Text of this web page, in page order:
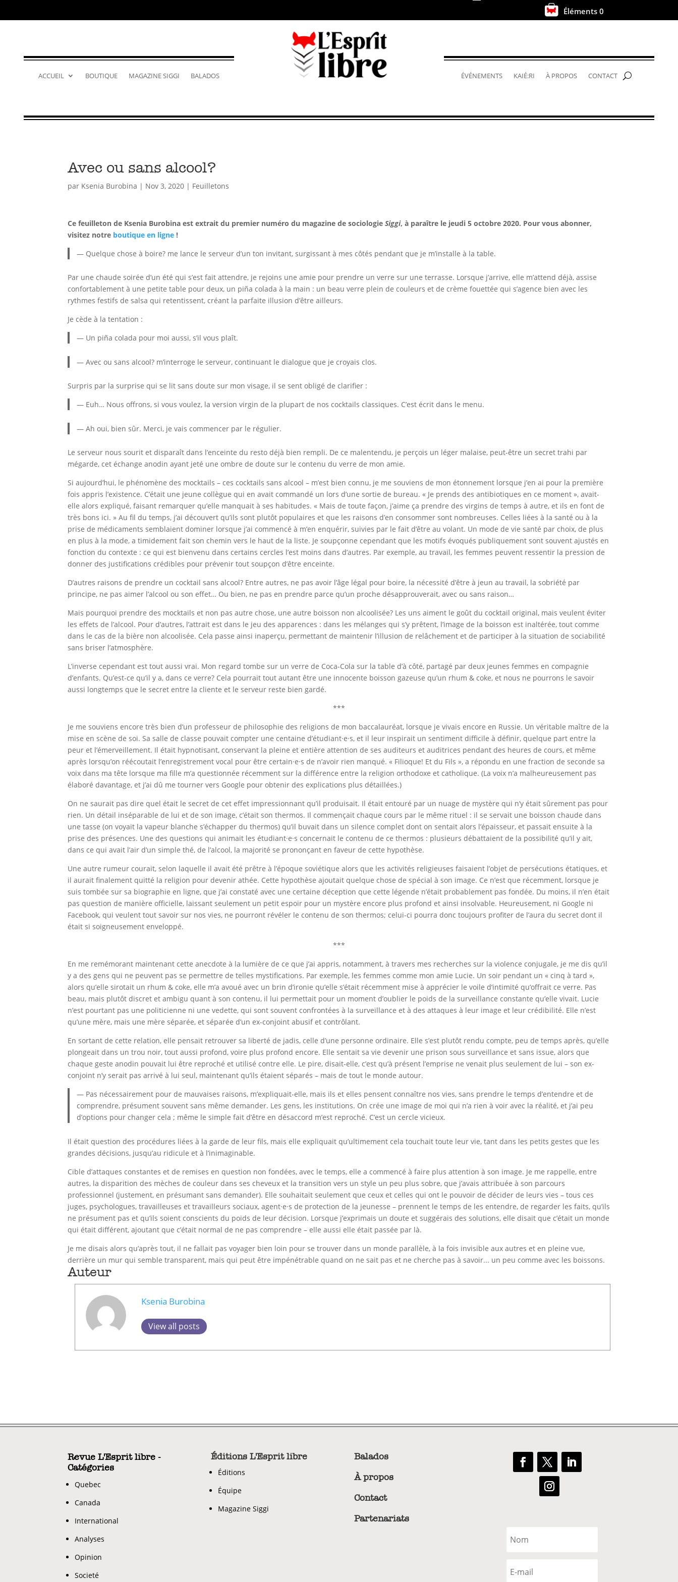
. Éléments 0
ACCUEIL BOUTIQUE MAGAZINE SIGGI BALADOS ÉVÉNEMENTS KAIÉ:RI À PROPOS CONTACT
Avec ou sans alcool?
par Ksenia Burobina | Nov 3, 2020 | Feuilletons
Ce feuilleton de Ksenia Burobina est extrait du premier numéro du magazine de sociologieSiggi, à paraître le jeudi 5 octobre 2020. Pour vous abonner,
visitez notre boutique en ligne !
— Quelque chose à boire? me lance le serveur d’un ton invitant, surgissant à mes côtés pendant que je m’installe à la table.
Par une chaude soirée d’un été qui s’est fait attendre, je rejoins une amie pour prendre un verre sur une terrasse. Lorsque j’arrive, elle m’attend déjà, assise
confortablement à une petite table pour deux, un piña colada à la main : un beau verre plein de couleurs et de crème fouettée qui s’agence bien avec les
rythmes festifs de salsa qui retentissent, créant la parfaite illusion d’être ailleurs.
Je cède à la tentation :
— Un piña colada pour moi aussi, s’il vous plaît.
— Avec ou sans alcool? m’interroge le serveur, continuant le dialogue que je croyais clos.
Surpris par la surprise qui se lit sans doute sur mon visage, il se sent obligé de clarifier :
— Euh… Nous offrons, si vous voulez, la version virgin de la plupart de nos cocktails classiques. C’est écrit dans le menu.
— Ah oui, bien sûr. Merci, je vais commencer par le régulier.
Le serveur nous sourit et disparaît dans l’enceinte du resto déjà bien rempli. De ce malentendu, je perçois un léger malaise, peut-être un secret trahi par
mégarde, cet échange anodin ayant jeté une ombre de doute sur le contenu du verre de mon amie.
Si aujourd’hui, le phénomène des mocktails – ces cocktails sans alcool – m’est bien connu, je me souviens de mon étonnement lorsque j’en ai pour la première
fois appris l’existence. C’était une jeune collègue qui en avait commandé un lors d’une sortie de bureau. « Je prends des antibiotiques en ce moment », avait-
elle alors expliqué, faisant remarquer qu’elle manquait à ses habitudes. « Mais de toute façon, j’aime ça prendre des virgins de temps à autre, et ils en font de
très bons ici. » Au fil du temps, j’ai découvert qu’ils sont plutôt populaires et que les raisons d’en consommer sont nombreuses. Celles liées à la santé ou à la
prise de médicaments semblaient dominer lorsque j’ai commencé à m’en enquérir, suivies par le fait d’être au volant. Un mode de vie santé par choix, de plus
en plus à la mode, a timidement fait son chemin vers le haut de la liste. Je soupçonne cependant que les motifs évoqués publiquement sont souvent ajustés en
fonction du contexte : ce qui est bienvenu dans certains cercles l’est moins dans d’autres. Par exemple, au travail, les femmes peuvent ressentir la pression de
donner des justifications crédibles pour prévenir tout soupçon d’être enceinte.
D’autres raisons de prendre un cocktail sans alcool? Entre autres, ne pas avoir l’âge légal pour boire, la nécessité d’être à jeun au travail, la sobriété par
principe, ne pas aimer l’alcool ou son effet… Ou bien, ne pas en prendre parce qu’un proche désapprouverait, avec ou sans raison…
Mais pourquoi prendre des mocktails et non pas autre chose, une autre boisson non alcoolisée? Les uns aiment le goût du cocktail original, mais veulent éviter
les effets de l’alcool. Pour d’autres, l’attrait est dans le jeu des apparences : dans les mélanges qui s’y prêtent, l’image de la boisson est inaltérée, tout comme
dans le cas de la bière non alcoolisée. Cela passe ainsi inaperçu, permettant de maintenir l’illusion de relâchement et de participer à la situation de sociabilité
sans briser l’atmosphère.
L’inverse cependant est tout aussi vrai. Mon regard tombe sur un verre de Coca-Cola sur la table d’à côté, partagé par deux jeunes femmes en compagnie
d’enfants. Qu’est-ce qu’il y a, dans ce verre? Cela pourrait tout autant être une innocente boisson gazeuse qu’un rhum & coke, et nous ne pourrons le savoir
aussi longtemps que le secret entre la cliente et le serveur reste bien gardé.
***
Je me souviens encore très bien d’un professeur de philosophie des religions de mon baccalauréat, lorsque je vivais encore en Russie. Un véritable maître de la
mise en scène de soi. Sa salle de classe pouvait compter une centaine d’étudiant·e·s, et il leur inspirait un sentiment difficile à définir, quelque part entre la
peur et l’émerveillement. Il était hypnotisant, conservant la pleine et entière attention de ses auditeurs et auditrices pendant des heures de cours, et même
après lorsqu’on réécoutait l’enregistrement vocal pour être certain·e·s de n’avoir rien manqué. « Filioque! Et du Fils », a répondu en une fraction de seconde sa
voix dans ma tête lorsque ma fille m’a questionnée récemment sur la différence entre la religion orthodoxe et catholique. (La voix n’a malheureusement pas
élaboré davantage, et j’ai dû me tourner vers Google pour obtenir des explications plus détaillées.)
On ne saurait pas dire quel était le secret de cet effet impressionnant qu’il produisait. Il était entouré par un nuage de mystère qui n’y était sûrement pas pour
rien. Un détail inséparable de lui et de son image, c’était son thermos. Il commençait chaque cours par le même rituel : il se servait une boisson chaude dans
une tasse (on voyait la vapeur blanche s’échapper du thermos) qu’il buvait dans un silence complet dont on sentait alors l’épaisseur, et passait ensuite à la
prise des présences. Une des questions qui animait les étudiant·e·s concernait le contenu de ce thermos : plusieurs débattaient de la possibilité qu’il y ait,
dans ce qui avait l’air d’un simple thé, de l’alcool, la majorité se prononçant en faveur de cette hypothèse.
Une autre rumeur courait, selon laquelle il avait été prêtre à l’époque soviétique alors que les activités religieuses faisaient l’objet de persécutions étatiques, et
il aurait finalement quitté la religion pour devenir athée. Cette hypothèse ajoutait quelque chose de spécial à son image. Ce n’est que récemment, lorsque je
suis tombée sur sa biographie en ligne, que j’ai constaté avec une certaine déception que cette légende n’était probablement pas fondée. Du moins, il n’en était
pas question de manière officielle, laissant seulement un petit espoir pour un mystère encore plus profond et ainsi insolvable. Heureusement, ni Google ni
Facebook, qui veulent tout savoir sur nos vies, ne pourront révéler le contenu de son thermos; celui-ci pourra donc toujours profiter de l’aura du secret dont il
était si soigneusement enveloppé.
***
En me remémorant maintenant cette anecdote à la lumière de ce que j’ai appris, notamment, à travers mes recherches sur la violence conjugale, je me dis qu’il
y a des gens qui ne peuvent pas se permettre de telles mystifications. Par exemple, les femmes comme mon amie Lucie. Un soir pendant un « cinq à tard »,
alors qu’elle sirotait un rhum & coke, elle m’a avoué avec un brin d’ironie qu’elle s’était récemment mise à apprécier le voile d’intimité qu’offrait ce verre. Pas
beau, mais plutôt discret et ambigu quant à son contenu, il lui permettait pour un moment d’oublier le poids de la surveillance constante qu’elle vivait. Lucie
n’est pourtant pas une politicienne ni une vedette, qui sont souvent confrontées à la surveillance et à des attaques à leur image et leur crédibilité. Elle n’est
qu’une mère, mais une mère séparée, et séparée d’un ex-conjoint abusif et contrôlant.
En sortant de cette relation, elle pensait retrouver sa liberté de jadis, celle d’une personne ordinaire. Elle s’est plutôt rendu compte, peu de temps après, qu’elle
plongeait dans un trou noir, tout aussi profond, voire plus profond encore. Elle sentait sa vie devenir une prison sous surveillance et sans issue, alors que
chaque geste anodin pouvait lui être reproché et utilisé contre elle. Le pire, disait-elle, c’est qu’à présent l’emprise ne venait plus seulement de lui – son ex-
conjoint n’y serait pas arrivé à lui seul, maintenant qu’ils étaient séparés – mais de tout le monde autour.
— Pas nécessairement pour de mauvaises raisons, m’expliquait-elle, mais ils et elles pensent connaître nos vies, sans prendre le temps d’entendre et de
comprendre, présument souvent sans même demander. Les gens, les institutions. On crée une image de moi qui n’a rien à voir avec la réalité, et j’ai peu
d’options pour changer cela ; même le simple fait d’être en désaccord m’est reproché. C’est un cercle vicieux.
Il était question des procédures liées à la garde de leur fils, mais elle expliquait qu’ultimement cela touchait toute leur vie, tant dans les petits gestes que les
grandes décisions, jusqu’au ridicule et à l’inimaginable.
Cible d’attaques constantes et de remises en question non fondées, avec le temps, elle a commencé à faire plus attention à son image. Je me rappelle, entre
autres, la disparition des mèches de couleur dans ses cheveux et la transition vers un style un peu plus sobre, que j’avais attribuée à son parcours
professionnel (justement, en présumant sans demander). Elle souhaitait seulement que ceux et celles qui ont le pouvoir de décider de leurs vies – tous ces
juges, psychologues, travailleuses et travailleurs sociaux, agent·e·s de protection de la jeunesse – prennent le temps de les entendre, de regarder les faits, qu’ils
ne présument pas et qu’ils soient conscients du poids de leur décision. Lorsque j’exprimais un doute et suggérais des solutions, elle disait que c’était un monde
qui était différent, ajoutant que c’était normal de ne pas comprendre – elle aussi elle était passée par là.
Je me disais alors qu’après tout, il ne fallait pas voyager bien loin pour se trouver dans un monde parallèle, à la fois invisible aux autres et en pleine vue,
derrière un mur qui semble transparent, mais qui peut être impénétrable quand on ne sait pas et ne cherche pas à savoir... un peu comme avec les boissons.
Auteur
Ksenia Burobina
View all posts
Revue L'Esprit libre -
Catégories
Quebec
Canada
International
Analyses
Opinion
Societé
Éditions L'Esprit libre
Éditions
Équipe
Magazine Siggi
Balados
À propos
Contact
Partenariats